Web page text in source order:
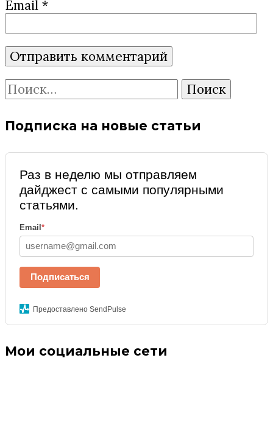
Email *
Найти:
Подписка на новые статьи
Раз в неделю мы отправляем
дайджест с самыми популярными
статьями.
Email*
Подписаться
Предоставлено SendPulse
Мои социальные сети